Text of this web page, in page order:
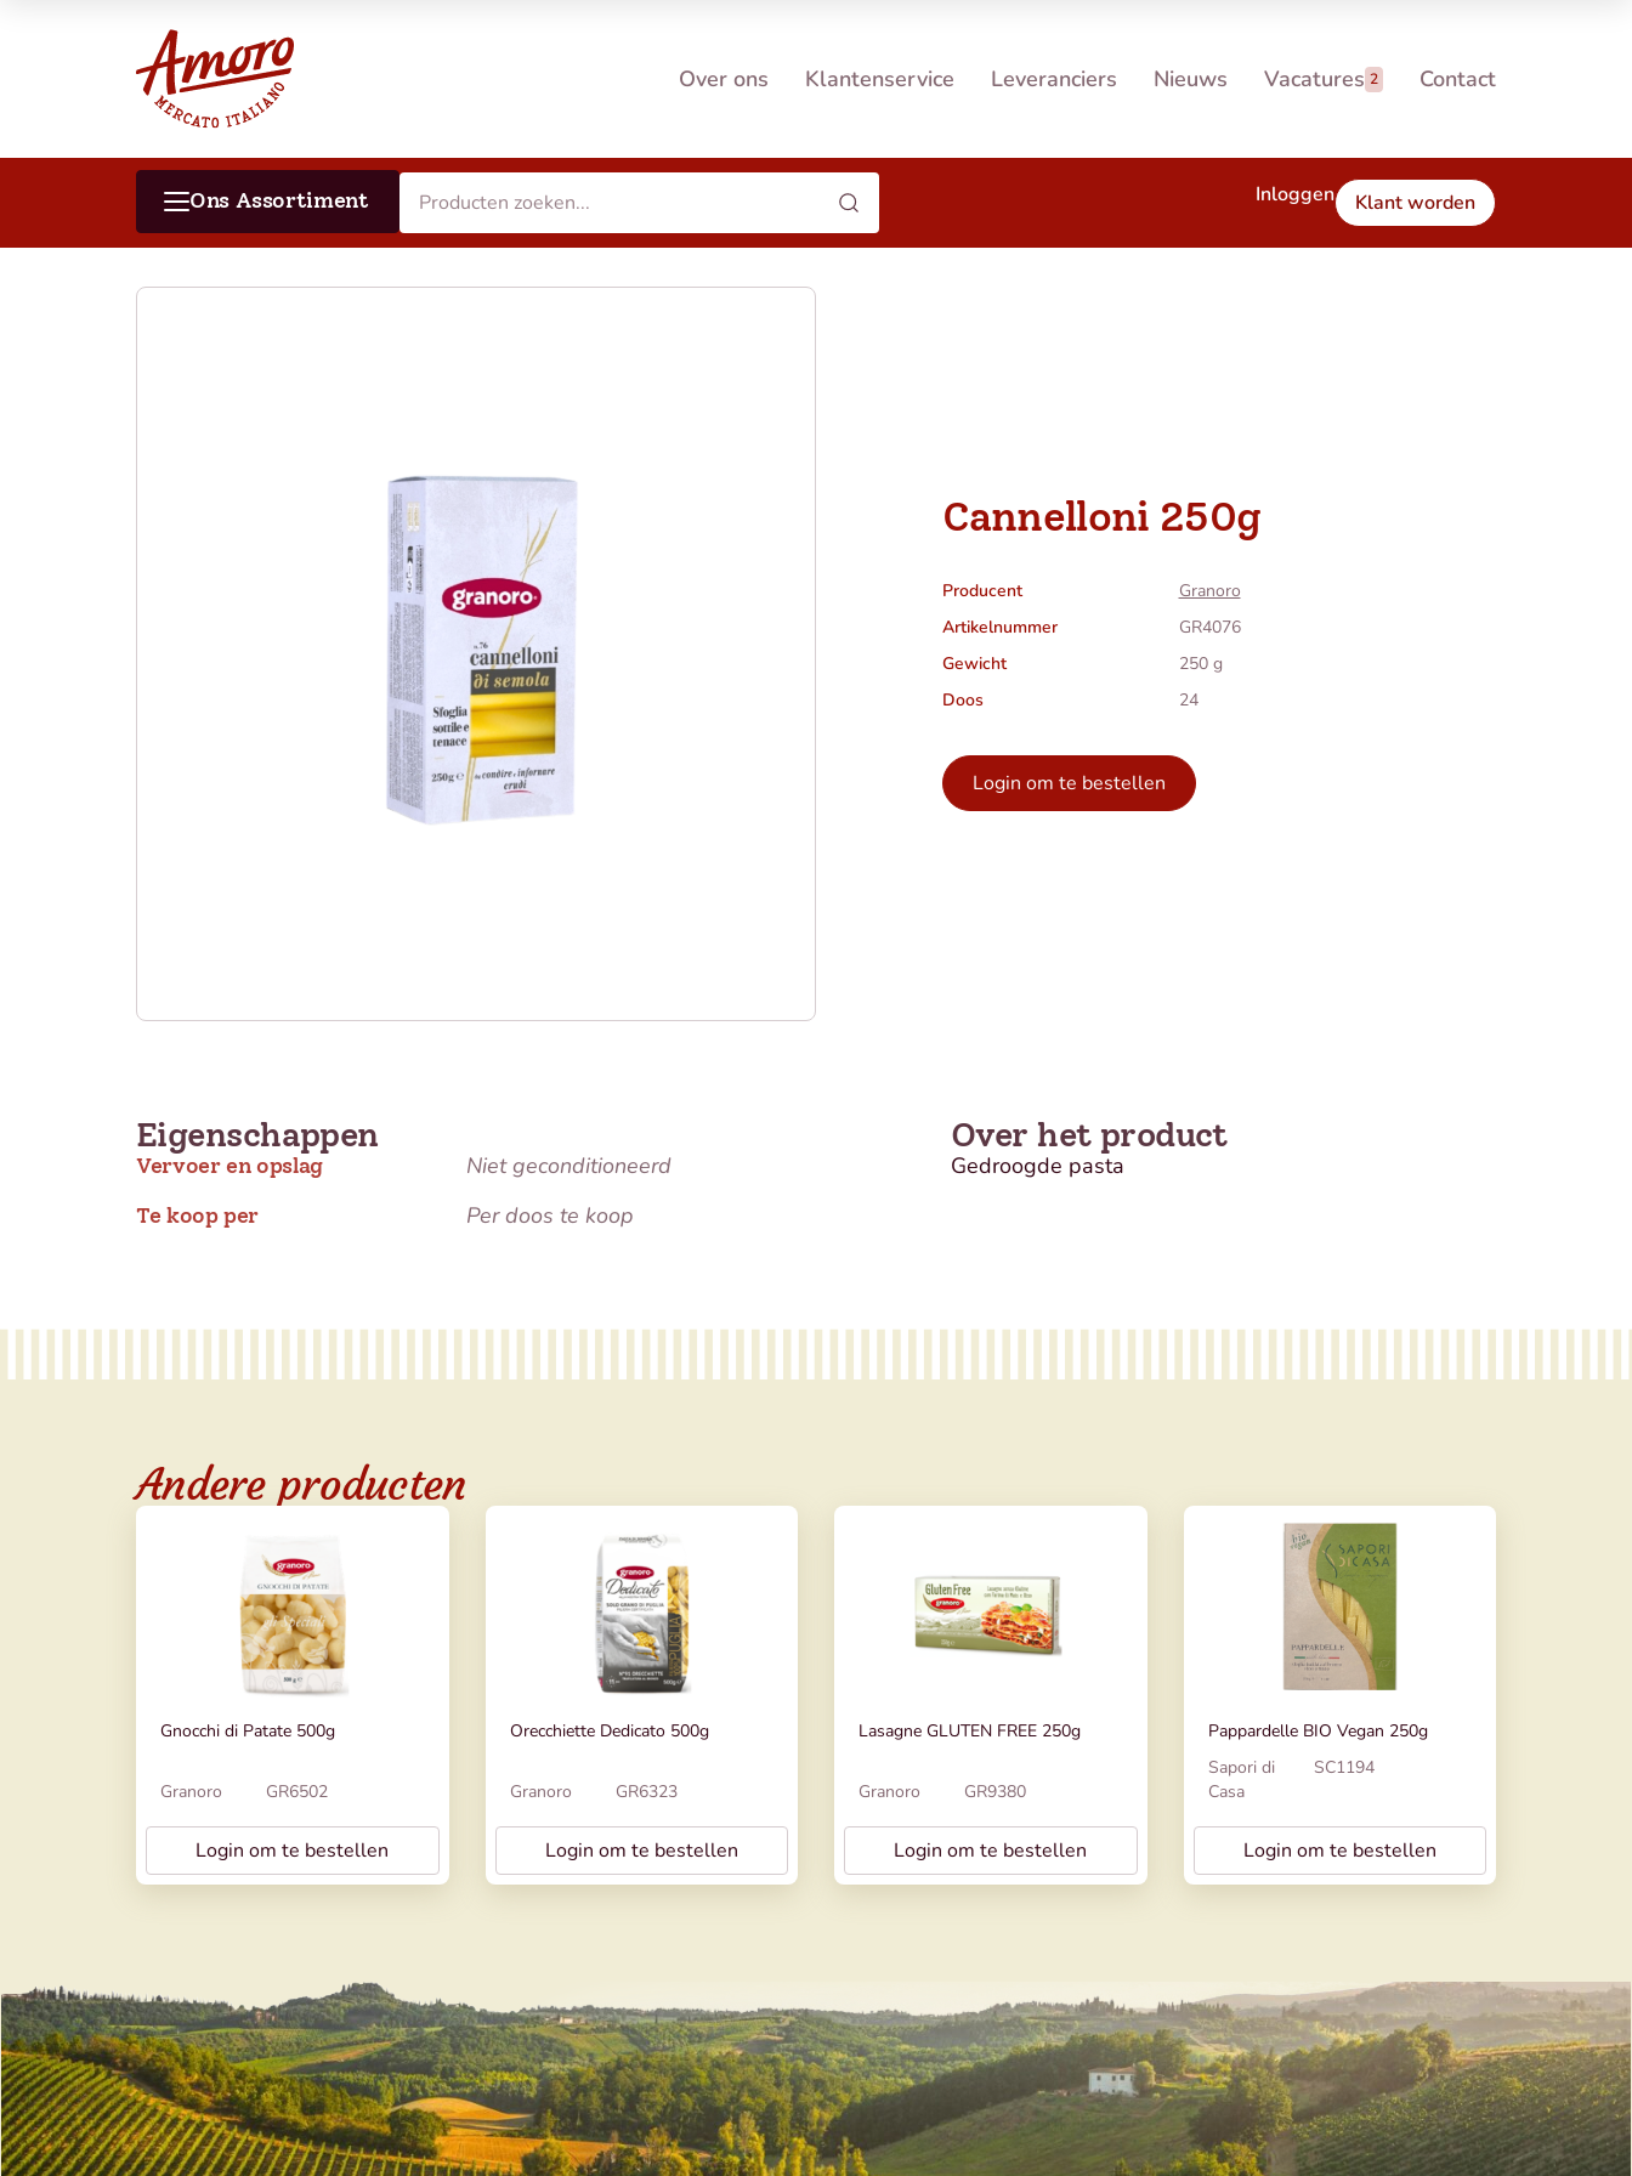
Over ons Klantenservice Leveranciers Nieuws Vacatures 2 Contact
Ons Assortiment Inloggen Klant worden
Cannelloni 250g
Producent
Granoro
Artikelnummer
GR4076
Gewicht
250 g
Doos
24
Login om te bestellen
Eigenschappen
Vervoer en opslag Niet geconditioneerd
Te koop per Per doos te koop
Over het product
Gedroogde pasta
Andere producten
Gnocchi di Patate 500g
Granoro GR6502
Login om te bestellen
Orecchiette Dedicato 500g
Granoro GR6323
Login om te bestellen
Lasagne GLUTEN FREE 250g
Granoro GR9380
Login om te bestellen
Pappardelle BIO Vegan 250g
Sapori di
Casa
SC1194
Login om te bestellen